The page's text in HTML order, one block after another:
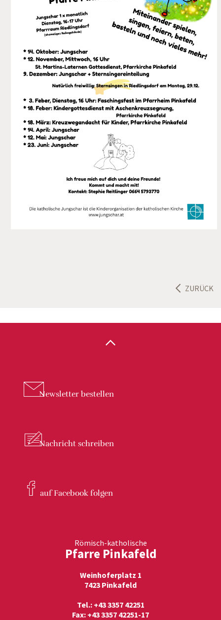
ZURÜCK
Newsletter bestellen
Nachricht schreiben
auf Facebook folgen
Römisch-katholische
Pfarre Pinkafeld
Weinhoferplatz 1
7423 Pinkafeld
Tel.: +43 3357 42251
Fax: +43 3357 42251-17